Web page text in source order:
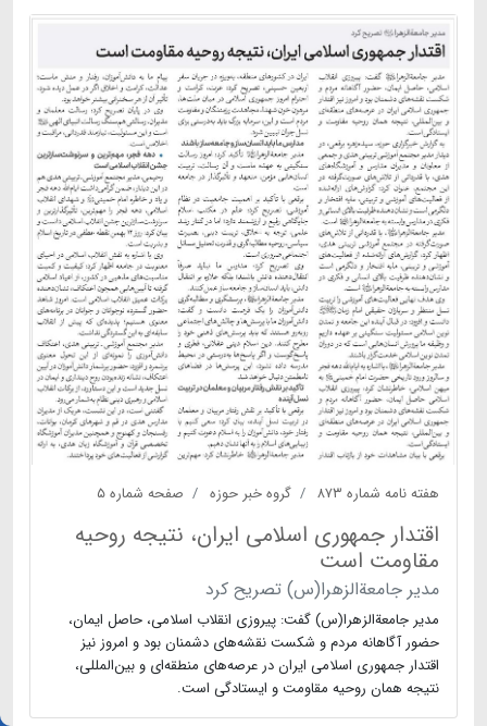
هفته نامه شماره ۸۷۳ گروه خبر حوزه صفحه شماره ۵
اقتدار جمهوری اسلامی ایران، نتیجه روحیه
مقاومت است
مدیر جامعة‌الزهرا(س) تصریح کرد
مدیر جامعة‌الزهرا(س) گفت: پیروزی انقلاب اسلامی، حاصل ایمان،
حضور آگاهانه مردم و شکست نقشه‌های دشمنان بود و امروز نیز
اقتدار جمهوری اسلامی ایران در عرصه‌های منطقه‌ای و بین‌المللی،
نتیجه همان روحیه مقاومت و ایستادگی است.